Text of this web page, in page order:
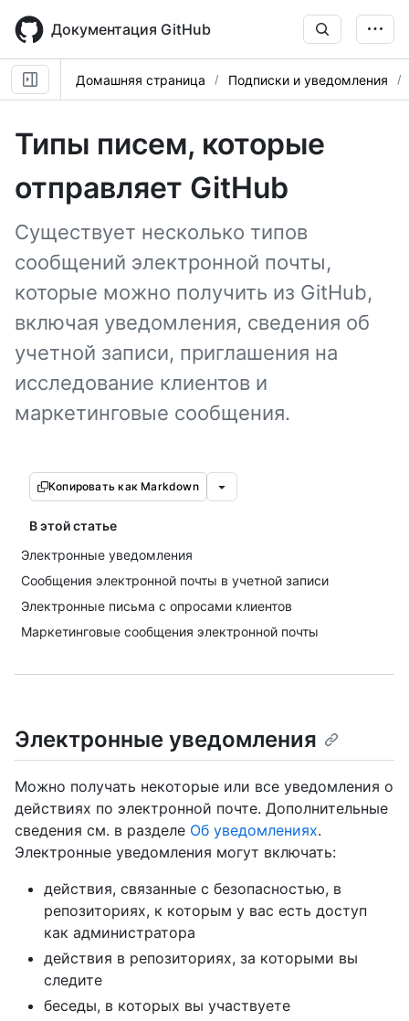
main
content
Документация GitHub
Домашняя страница Подписки и уведомления
Типы писем, которые
отправляет GitHub
Существует несколько типов
сообщений электронной почты,
которые можно получить из GitHub,
включая уведомления, сведения об
учетной записи, приглашения на
исследование клиентов и
маркетинговые сообщения.
Копировать как Markdown
В этой статье
Электронные уведомления
Сообщения электронной почты в учетной записи
Электронные письма с опросами клиентов
Маркетинговые сообщения электронной почты
Электронные уведомления
Можно получать некоторые или все уведомления о
действиях по электронной почте. Дополнительные
сведения см. в разделе Об уведомлениях.
Электронные уведомления могут включать:
действия, связанные с безопасностью, в
репозиториях, к которым у вас есть доступ
как администратора
действия в репозиториях, за которыми вы
следите
беседы, в которых вы участвуете